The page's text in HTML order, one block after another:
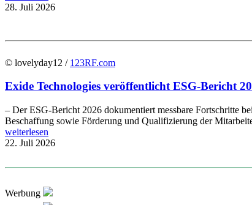
28. Juli 2026
© lovelyday12 / 123RF.com
Exide Technologies veröffentlicht ESG-Bericht
– Der ESG-Bericht 2026 dokumentiert messbare Fortschritte
Beschaffung sowie Förderung und Qualifizierung der
weiterlesen
22. Juli 2026
Werbung